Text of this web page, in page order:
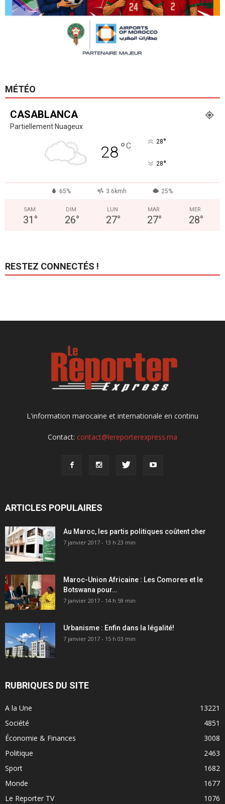
MÉTÉO
CASABLANCA
Partiellement Nuageux
28°C 28°
28°
65% 3.6kmh 25%
SAM
31 °
DIM
26°
LUN
27°
MAR
27°
MER
28°
RESTEZ CONNECTÉS !
L'information marocaine et internationale en continu
Contact: contact@lereporterexpress.ma
ARTICLES POPULAIRES
Au Maroc, les partis politiques coûtent cher
7 janvier 2017 - 13 h 23 min
Maroc-Union Africaine : Les Comores et le
Botswana pour…
7 janvier 2017 - 14 h 59 min
Urbanisme : Enfin dans la légalité!
7 janvier 2017 - 15 h 03 min
RUBRIQUES DU SITE
A la Une
13221
Société
4851
Économie & Finances
3008
Politique
2463
Sport
1682
Monde
1677
Le Reporter TV
1076